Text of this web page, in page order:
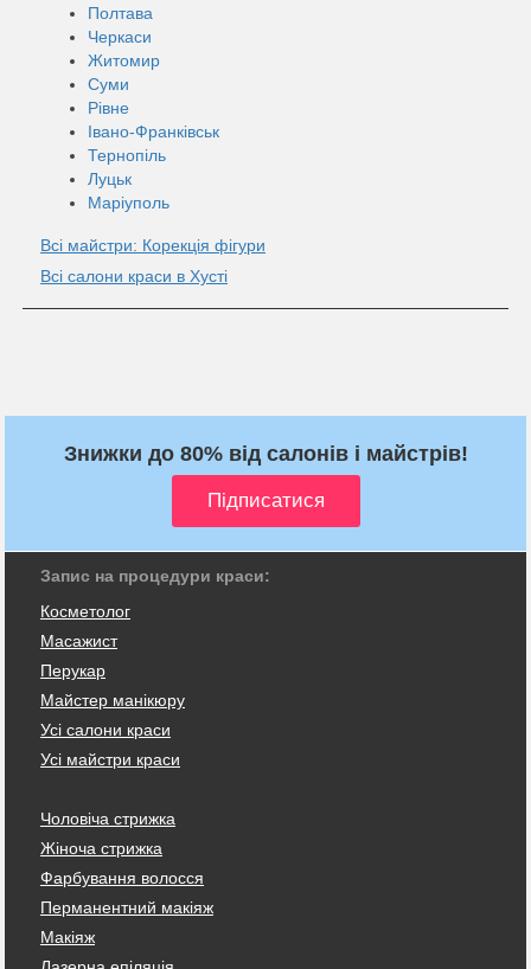
Полтава
Черкаси
Житомир
Суми
Рівне
Івано-Франківськ
Тернопіль
Луцьк
Маріуполь
Всі майстри: Корекція фігури
Всі салони краси в Хусті
Знижки до 80% від салонів і майстрів!
Запис на процедури краси:
Косметолог
Масажист
Перукар
Майстер манікюру
Усі салони краси
Усі майстри краси
Чоловіча стрижка
Жіноча стрижка
Фарбування волосся
Перманентний макіяж
Макіяж